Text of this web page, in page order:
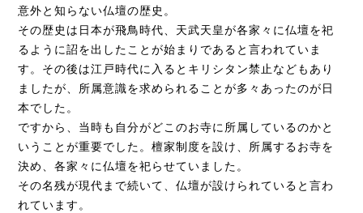
意外と知らない仏壇の歴史。
その歴史は日本が飛鳥時代、天武天皇が各家々に仏壇を祀
るように詔を出したことが始まりであると言われていま
す。その後は江戸時代に入るとキリシタン禁止などもあり
ましたが、所属意識を求められることが多々あったのが日
本でした。
ですから、当時も自分がどこのお寺に所属しているのかと
いうことが重要でした。檀家制度を設け、所属するお寺を
決め、各家々に仏壇を祀らせていました。
その名残が現代まで続いて、仏壇が設けられていると言わ
れています。